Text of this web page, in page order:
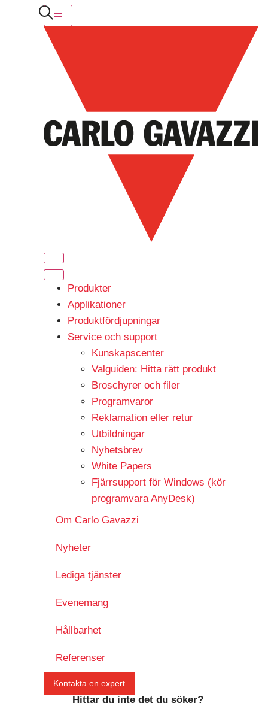
Produkter
Applikationer
Produktfördjupningar
Service och support
Kunskapscenter
Valguiden: Hitta rätt produkt
Broschyrer och filer
Programvaror
Reklamation eller retur
Utbildningar
Nyhetsbrev
White Papers
Fjärrsupport för Windows (kör
programvara AnyDesk)
Om Carlo Gavazzi
Nyheter
Lediga tjänster
Evenemang
Hållbarhet
Referenser
Kontakta en expert
Hittar du inte det du söker?